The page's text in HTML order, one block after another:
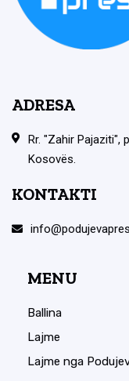
ADRESA
Rr. "Zahir Pajaziti",
Kosovës.
KONTAKTI
MENU
Ballina
Lajme
Lajme nga